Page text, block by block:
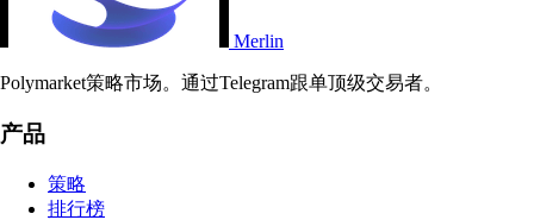
Merlin
Polymarket策略市场。通过Telegram跟单顶级交易者。
产品
策略
排行榜